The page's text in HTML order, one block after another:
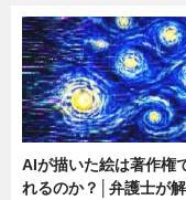
AIが描いた絵は著作権
れるのか？│弁護士が